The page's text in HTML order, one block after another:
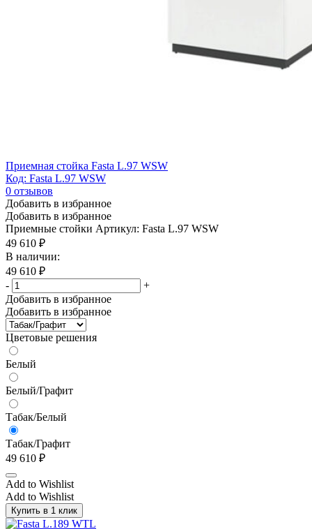
Приемная стойка Fasta L.97 WSW
Код: Fasta L.97 WSW
0 отзывов
Добавить в избранное
Добавить в избранное
Приемные стойки Артикул: Fasta L.97 WSW
49 610 ₽
В наличии:
49 610 ₽
-
+
Добавить в избранное
Добавить в избранное
Цветовые решения
Белый
Белый/Графит
Табак/Белый
Табак/Графит
49 610 ₽
Add to Wishlist
Add to Wishlist
Купить в 1 клик